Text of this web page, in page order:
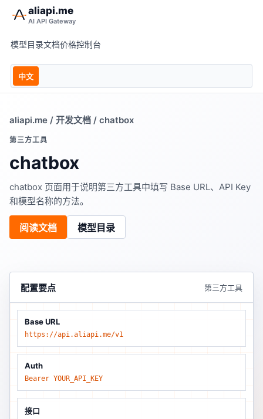
aliapi.me
AI API Gateway
模型目录文档价格控制台
中文
aliapi.me / 开发文档 / chatbox
第三方工具
chatbox
chatbox 页面用于说明第三方工具中填写 Base URL、API Key
和模型名称的方法。
阅读文档 模型目录
配置要点 第三方工具
Base URL
https://api.aliapi.me/v1
Auth
Bearer YOUR_API_KEY
接口